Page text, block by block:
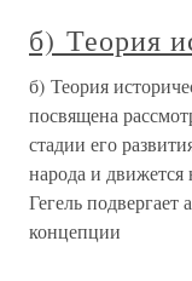
б) Теория
б) Теория
посвящена
стадии его
народа и
Гегель подвергает
концепции